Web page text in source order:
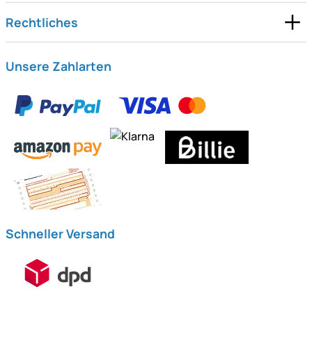
Rechtliches
Unsere Zahlarten
Schneller Versand